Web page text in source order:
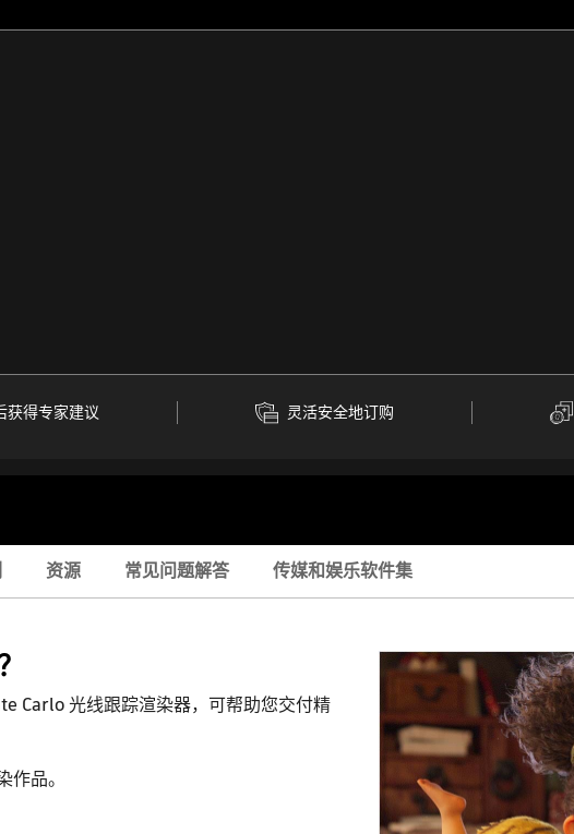
获得专家建议 灵活安全地订购
资源 常见问题解答 传媒和娱乐软件集
Carlo 光线跟踪渲染器，可帮助您交付精
品。